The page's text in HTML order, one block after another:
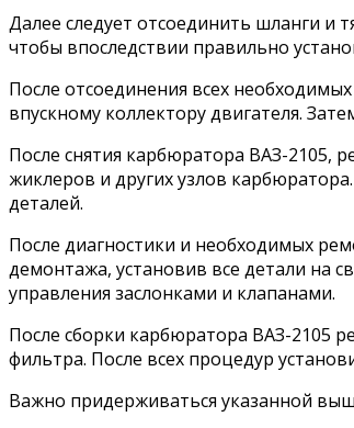
Далее следует отсоединить шланги и
чтобы впоследствии правильно
После отсоединения всех
впускному коллектору двигателя.
После снятия карбюратора ВАЗ-2105,
жиклеров и других узлов
деталей.
После диагностики и необходимых
демонтажа, установив все детали на
управления заслонками и клапанами.
После сборки карбюратора ВАЗ-2105
фильтра. После всех процедур
Важно придерживаться указанной